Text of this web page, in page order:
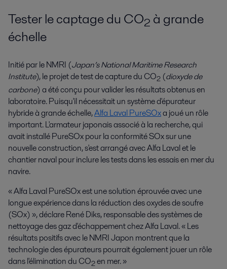
Tester le captage du CO2 à grande
échelle
Initié par le NMRI (Japan’s National Maritime Research
Institute), le projet de test de capture du CO2 (dioxyde de
carbone) a été conçu pour valider les résultats obtenus en
laboratoire. Puisqu'il nécessitait un système d'épurateur
hybride à grande échelle,Alfa Laval PureSOxa joué un rôle
important. L'armateur japonais associé à la recherche, qui
avait installé PureSOx pour la conformité SOx sur une
nouvelle construction, s'est arrangé avec Alfa Laval et le
chantier naval pour inclure les tests dans les essais en mer du
navire.
« Alfa Laval PureSOx est une solution éprouvée avec une
longue expérience dans la réduction des oxydes de soufre
(SOx) », déclare René Diks, responsable des systèmes de
nettoyage des gaz d'échappement chez Alfa Laval. « Les
résultats positifs avec le NMRI Japon montrent que la
technologie des épurateurs pourrait également jouer un rôle
dans l'élimination du CO2en mer. »